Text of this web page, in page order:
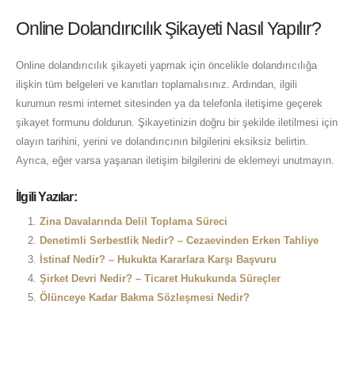
Online Dolandırıcılık Şikayeti Nasıl Yapılır?
Online dolandırıcılık şikayeti yapmak için öncelikle dolandırıcılığa
ilişkin tüm belgeleri ve kanıtları toplamalısınız. Ardından, ilgili
kurumun resmi internet sitesinden ya da telefonla iletişime geçerek
şikayet formunu doldurun. Şikayetinizin doğru bir şekilde iletilmesi için
olayın tarihini, yerini ve dolandırıcının bilgilerini eksiksiz belirtin.
Ayrıca, eğer varsa yaşanan iletişim bilgilerini de eklemeyi unutmayın.
İlgili Yazılar:
Zina Davalarında Delil Toplama Süreci
Denetimli Serbestlik Nedir? – Cezaevinden Erken Tahliye
İstinaf Nedir? – Hukukta Kararlara Karşı Başvuru
Şirket Devri Nedir? – Ticaret Hukukunda Süreçler
Ölünceye Kadar Bakma Sözleşmesi Nedir?